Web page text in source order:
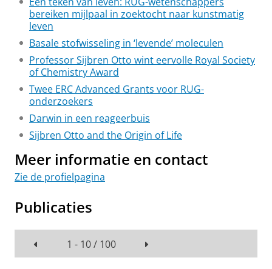
bereiken mijlpaal in zoektocht naar kunstmatig
leven
Basale stofwisseling in ‘levende’ moleculen
Professor Sijbren Otto wint eervolle Royal Society
of Chemistry Award
Twee ERC Advanced Grants voor RUG-
onderzoekers
Darwin in een reageerbuis
Sijbren Otto and the Origin of Life
Meer informatie en contact
Zie de profielpagina
Publicaties
1 - 10 / 100